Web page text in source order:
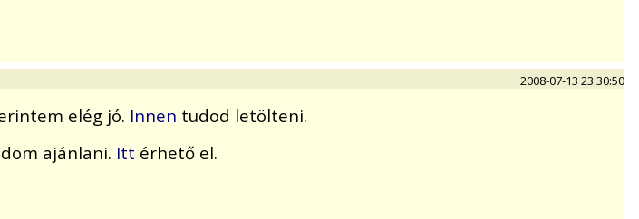
2008-07-13 23:30:50
elég jó. Innen tudod letölteni.
ajánlani. Itt érhető el.